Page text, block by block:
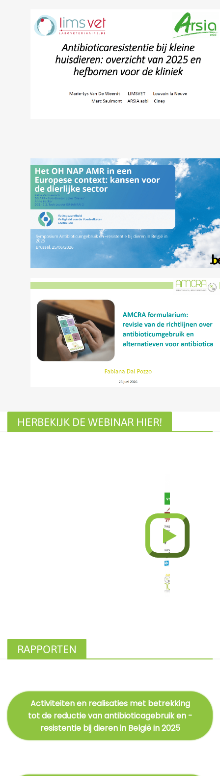
HERBEKIJK DE WEBINAR HIER!
RAPPORTEN
Activiteiten en realisaties met betrekking
tot de reductie van antibioticagebruik en -
resistentie bij dieren in België in 2025